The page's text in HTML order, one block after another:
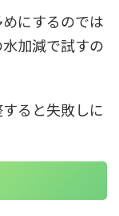
にするのでは
加減で試すの
ると失敗しに